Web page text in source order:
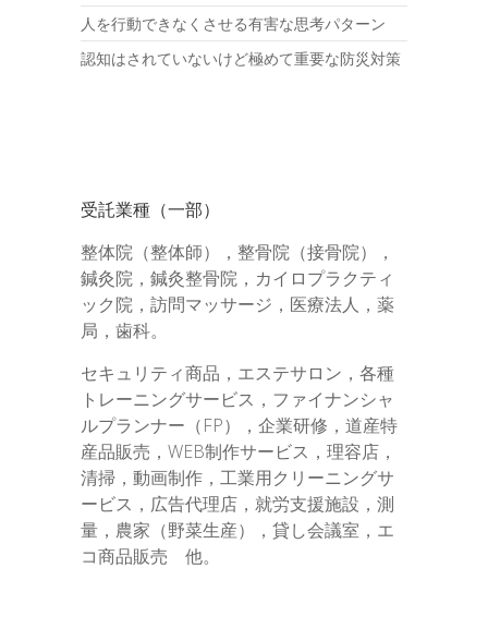
人を行動できなくさせる有害な思考パターン
認知はされていないけど極めて重要な防災対策
受託業種（一部）
整体院（整体師），整骨院（接骨院），
鍼灸院，鍼灸整骨院，カイロプラクティ
ック院，訪問マッサージ，医療法人，薬
局，歯科。
セキュリティ商品，エステサロン，各種
トレーニングサービス，ファイナンシャ
ルプランナー（FP），企業研修，道産特
産品販売，WEB制作サービス，理容店，
清掃，動画制作，工業用クリーニングサ
ービス，広告代理店，就労支援施設，測
量，農家（野菜生産），貸し会議室，エ
コ商品販売 他。